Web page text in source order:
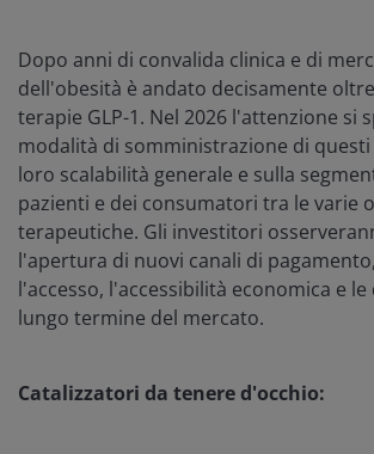
Dopo anni di convalida clinica e di
dell'obesità è andato decisamente
terapie GLP-1. Nel 2026 l'attenzione si
modalità di somministrazione di questi
loro scalabilità generale e sulla
pazienti e dei consumatori tra le varie
terapeutiche. Gli investitori
l'apertura di nuovi canali di
l'accesso, l'accessibilità economica e
lungo termine del mercato.
Catalizzatori da tenere d'occhio: